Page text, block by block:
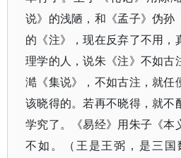
说》的浅陋，和《孟子》伪孙
的《注》，现在反弃了不用，
理学的人，说朱《注》不如古
澔《集说》，不如古注，就任
该晓得的。若再不晓得，就不
学究了。《易经》用朱子《本
不如。（王是王弼，是三